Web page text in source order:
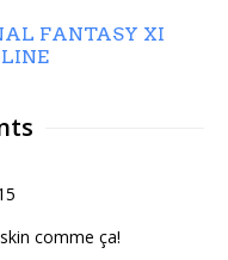
FANTASY XI
comme ça!